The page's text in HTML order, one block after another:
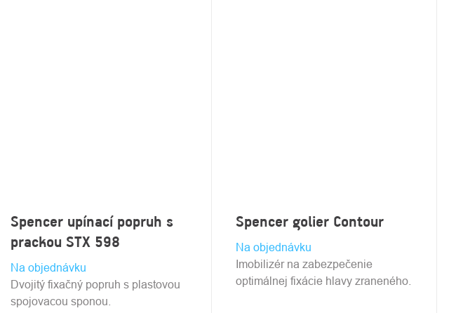
Spencer upínací popruh s
prackou STX 598
Na objednávku
Dvojitý fixačný popruh s plastovou
spojovacou sponou.
Spencer golier Contour
Na objednávku
Imobilizér na zabezpečenie
optimálnej fixácie hlavy zraneného.